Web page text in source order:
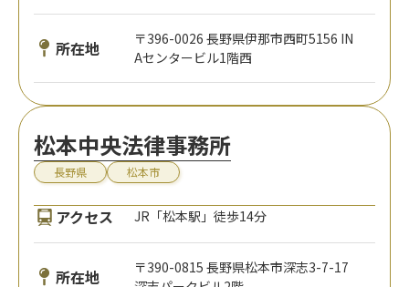
所在地
〒396-0026 長野県伊那市西町5156 IN
Aセンタービル1階西
松本中央法律事務所
長野県 松本市
アクセス JR「松本駅」徒歩14分
所在地
〒390-0815 長野県松本市深志3-7-17